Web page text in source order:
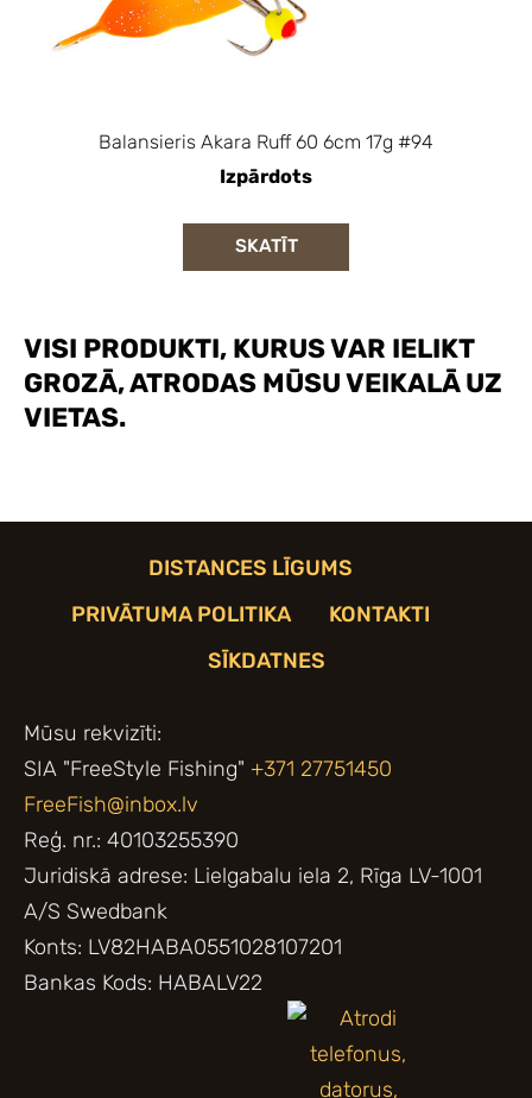
VISI PRODUKTI, KURUS VAR IELIKT
GROZĀ, ATRODAS MŪSU VEIKALĀ UZ
VIETAS.
Balansieris Akara Ruff 60 6cm 17g #94
Izpārdots
SKATĪT
DISTANCES LĪGUMS
PRIVĀTUMA POLITIKA
KONTAKTI
SĪKDATNES
Mūsu rekvizīti:
SIA "FreeStyle Fishing" +371 27751450
FreeFish@inbox.lv
Reģ. nr.: 40103255390
Juridiskā adrese: Lielgabalu iela 2, Rīga LV-1001
A/S Swedbank
Konts: LV82HABA0551028107201
Bankas Kods: HABALV22